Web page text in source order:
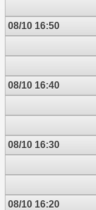
08/10 16:50
08/10 16:40
08/10 16:30
08/10 16:20